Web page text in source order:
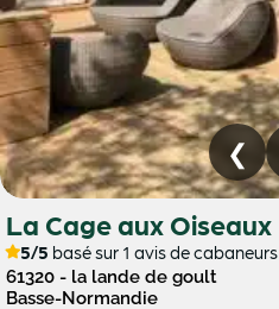
La Cage aux Oiseaux
5/5 basé sur 1 avis de cabaneurs
61320 - la lande de goult
Basse-Normandie